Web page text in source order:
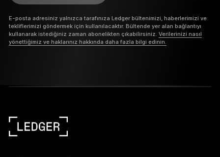
E-posta adresiniz yalnızca tarafınıza Ledger bültenimizi, haberlerimizi ve
tekliflerimizi göndermek için kullanılacaktır. Bültende yer alan bağlantıyı
kullanarak istediğiniz zaman abonelikten çıkabilirsiniz. Verilerinizi nasıl
yönettiğimiz ve haklarınız hakkında daha fazla bilgi edinin.